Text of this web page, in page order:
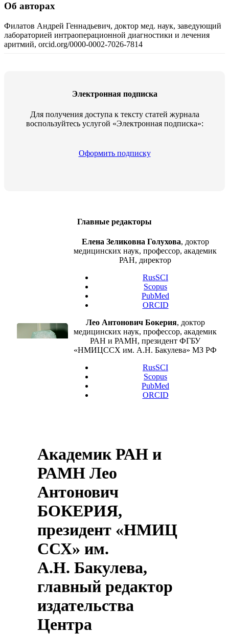
Об авторах
Филатов Андрей Геннадьевич, доктор мед. наук, заведующий
лабораторией интраоперационной диагностики и лечения
аритмий, orcid.org/0000-0002-7026-7814
Электронная подписка
Для получения доступа к тексту статей журнала
воспользуйтесь услугой «Электронная подписка»:
Оформить подписку
Главные редакторы
Елена Зеликовна Голухова, доктор
медицинских наук, профессор, академик
РАН, директор
RusSCI
Scopus
PubMed
ORCID
Лео Антонович Бокерия, доктор
медицинских наук, профессор, академик
РАН и РАМН, президент ФГБУ
«НМИЦССХ им. А.Н. Бакулева» МЗ РФ
RusSCI
Scopus
PubMed
ORCID
Академик РАН и
РАМН Лео
Антонович
БОКЕРИЯ,
президент «НМИЦ
ССХ» им.
А.Н. Бакулева,
главный редактор
издательства
Центра